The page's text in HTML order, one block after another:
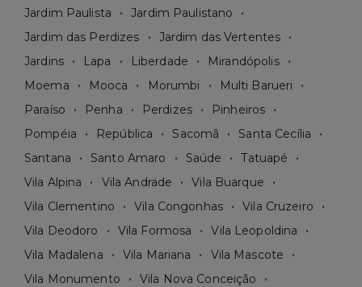
Jardim Paulista
Jardim Paulistano
Jardim das Perdizes
Jardim das Vertentes
Jardins
Lapa Liberdade
Mirandópolis
Moema
Mooca Morumbi
Multi Barueri
Paraíso
Penha Perdizes
Pinheiros
Pompéia
República Sacomã
Santa Cecília
Santana
Santo Amaro Saúde
Tatuapé
Vila Alpina
Vila Andrade
Vila Buarque
Vila Clementino
Vila Congonhas
Vila Cruzeiro
Vila Deodoro
Vila Formosa
Vila Leopoldina
Vila Madalena
Vila Mariana
Vila Mascote
Vila Monumento
Vila Nova Conceição